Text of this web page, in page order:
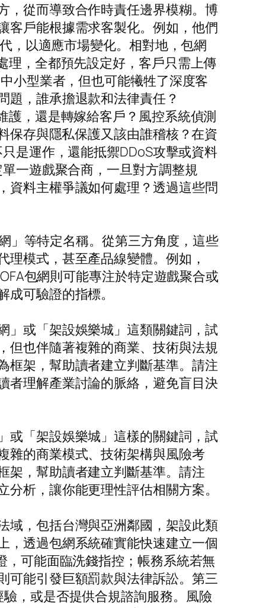
，從而導致合作時責任邊界模糊。博
客戶能根據需求客製化。例如，他們
，以適應市場變化。相對地，包網
理，全都預先設定好，客戶只需上傳
小型業者，但也可能犧牲了深度客
題，誰承擔退款和法律責任？
護，還是轉嫁給客戶？風控系統偵測
保存與隱私保護又該由誰稽核？在資
是運作，還能抵禦DDoS攻擊或資料
一遊戲聚合商，一旦對方調整規
資料主權爭議如何處理？透過這些問
」等特定名稱。從第三方角度，這些
模式，甚至產品線變體。例如，
包網則可能專注於特定遊戲聚合或
可驗證的指標。
」或「架設娛樂城」這類關鍵詞，試
但也伴隨著複雜的商業、技術與法規
框架，幫助讀者建立判斷基準。請注
者理解產業討論的脈絡，避免盲目決
或「架設娛樂城」這樣的關鍵詞，試
雜的商業模式、技術架構與風險考
架，幫助讀者建立判斷基準。請注
析，讓你能更理性評估相關方案。
域，包括台灣與亞洲鄰國，架設此類
，透過包網系統確實能快速建立一個
可能面臨洗錢指控；帳務系統若無
可能引發巨額罰款與法律訴訟。第三
，或是否提供合規諮詢服務。風險